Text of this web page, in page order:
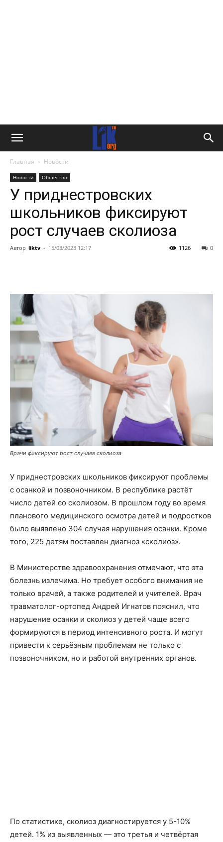
Главная Новости
Новости Общество
У приднестровских
школьников фиксируют
рост случаев сколиоза
Автор liktv - 15/03/2023 12:17 0
1126
Врачи фиксируют рост случаев сколиоза
У приднестровских школьников фиксируют проблемы
с осанкой и позвоночником. В республике растёт
число детей со сколиозом. В прошлом году во время
планового медицинского осмотра детей и подростков
было выявлено 304 случая нарушения осанки. Кроме
того, 225 детям поставлен диагноз «сколиоз».
В Министерстве здравоохранения отмечают, что эта
болезнь излечима. Но требует особого внимания не
только врачей, а также родителей и учителей. Врач
травматолог-ортопед Андрей Игнатов пояснил, что
нарушение осанки и сколиоз у детей чаще всего
формируются в период интенсивного роста. И могут
привести к серьёзным проблемам не только с
позвоночником, но и работой внутренних органов.
По статистике, сколиоз диагностируется у 5-10%
детей. 1% из выявленных — это третья и четвёртая